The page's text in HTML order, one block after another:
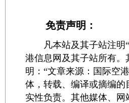
免责声明：
凡本站及其子站注明“
港信息网及其子站所有
明：“文章来源：国际空
体，转载、编译或摘编
实性负责。其他媒体、